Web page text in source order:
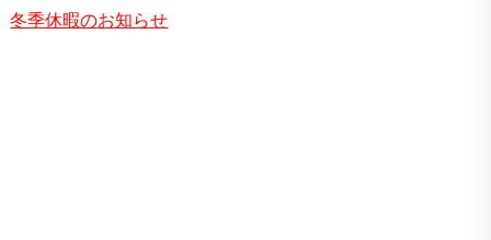
冬季休暇のお知らせ